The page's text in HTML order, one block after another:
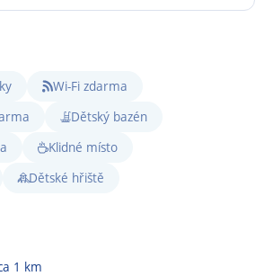
Wi-Fi zdarma
Dětský bazén
Klidné místo
Dětské hřiště
1 km